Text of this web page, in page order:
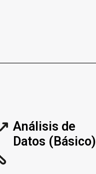
Análisis de
Datos (Básico)